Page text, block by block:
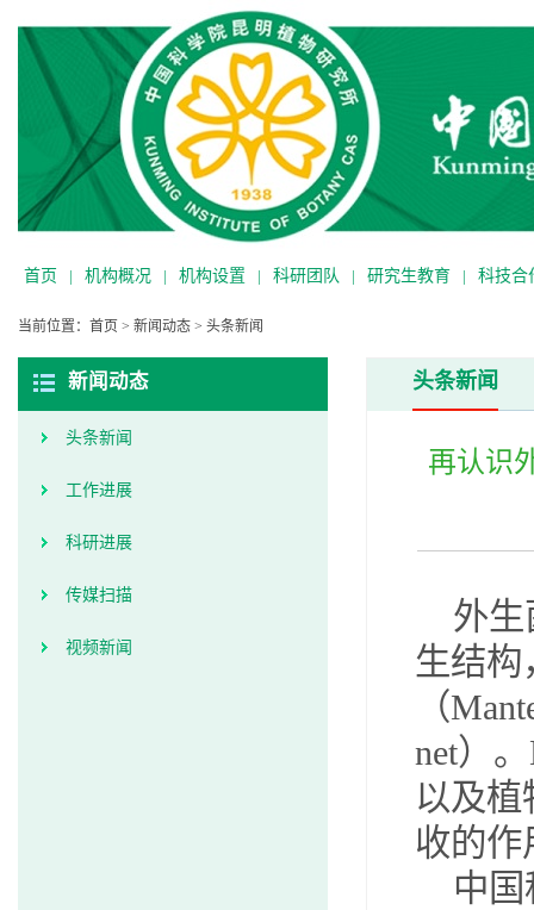
首页 | 机构概况 | 机构设置 | 科研团队 | 研究生教育 | 科技合
当前位置： 首页 > 新闻动态 > 头条新闻
新闻动态
头条新闻
工作进展
科研进展
传媒扫描
视频新闻
头条新闻
再认识
外生
生结构
（
net）。
以及
收的作
中